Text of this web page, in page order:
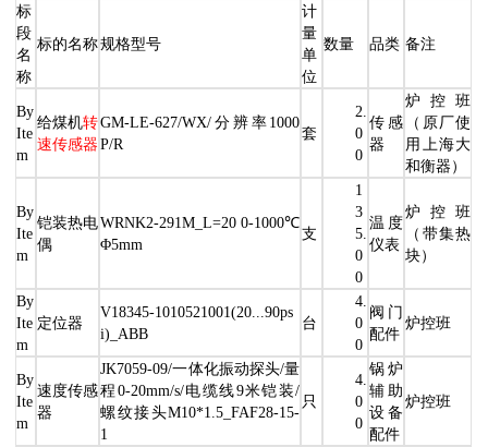
标
段
名
称
标的名称规格型号
计
量
单
位
数量 品类 备注
By
Ite
m
给煤机转
速传感器
GM-LE-627/WX/分辨率1000
P/R
套
2.
0
0
传感
器
炉控班
（原厂使
用上海大
和衡器）
By
Ite
m
铠装热电
偶
WRNK2-291M_L=20 0-1000℃
Φ5mm
支
1
3
5.
0
0
温度
仪表
炉控班
（带集热
块）
By
Ite
m
定位器
V18345-1010521001(20...90ps
i)_ABB
台
4.
0
0
阀门
配件
炉控班
By
Ite
m
速度传感
器
JK7059-09/一体化振动探头/量
程0-20mm/s/电缆线9米铠装/
螺纹接头M10*1.5_FAF28-15-
1
只
4.
0
0
锅炉
辅助
设备
配件
炉控班